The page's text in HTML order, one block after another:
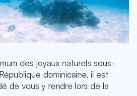
des joyaux naturels sous-
dominicaine, il est
de vous y rendre lors de la